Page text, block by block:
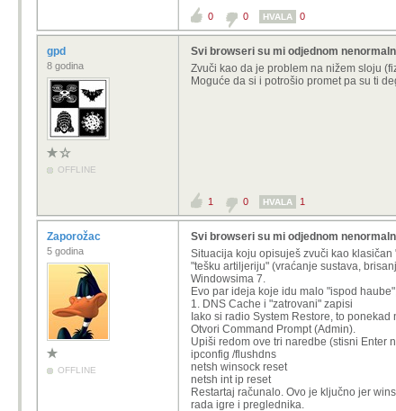
0 0 HVALA 0
gpd
8 godina
OFFLINE
Svi browseri su mi odjednom
Zvuči kao da je problem na nižem sloju
Moguće da si i potrošio promet pa su ti
1 0 HVALA 1
Zaporožac
5 godina
OFFLINE
Svi browseri su mi odjednom
Situacija koju opisuješ zvuči kao
"tešku artiljeriju" (vraćanje sustava,
Windowsima 7.
Evo par ideja koje idu malo "ispod
1. DNS Cache i "zatrovani" zapisi
Iako si radio System Restore, to
Otvori Command Prompt (Admin).
Upiši redom ove tri naredbe (stisni Enter
ipconfig /flushdns
netsh winsock reset
netsh int ip reset
Restartaj računalo. Ovo je ključno jer
rada igre i preglednika.